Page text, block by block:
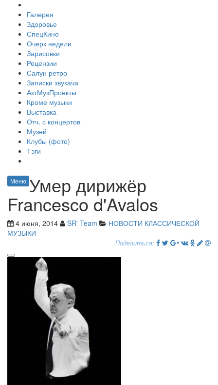
Галерея
Здоровье
СпецКино
Очерк недели
Зарисовки
Рецензии
Салун ретро
Записки звукача
АктМузПроекты
Кроме музыки
Выставка
Отч. с концертов
Музей
Клубы (фото)
Тэги
Меню Умер дирижёр
Francesco d'Avalos
4 июня, 2014 SR' Team
НОВОСТИ КЛАССИЧЕСКОЙ
МУЗЫКИ
Поделиться: